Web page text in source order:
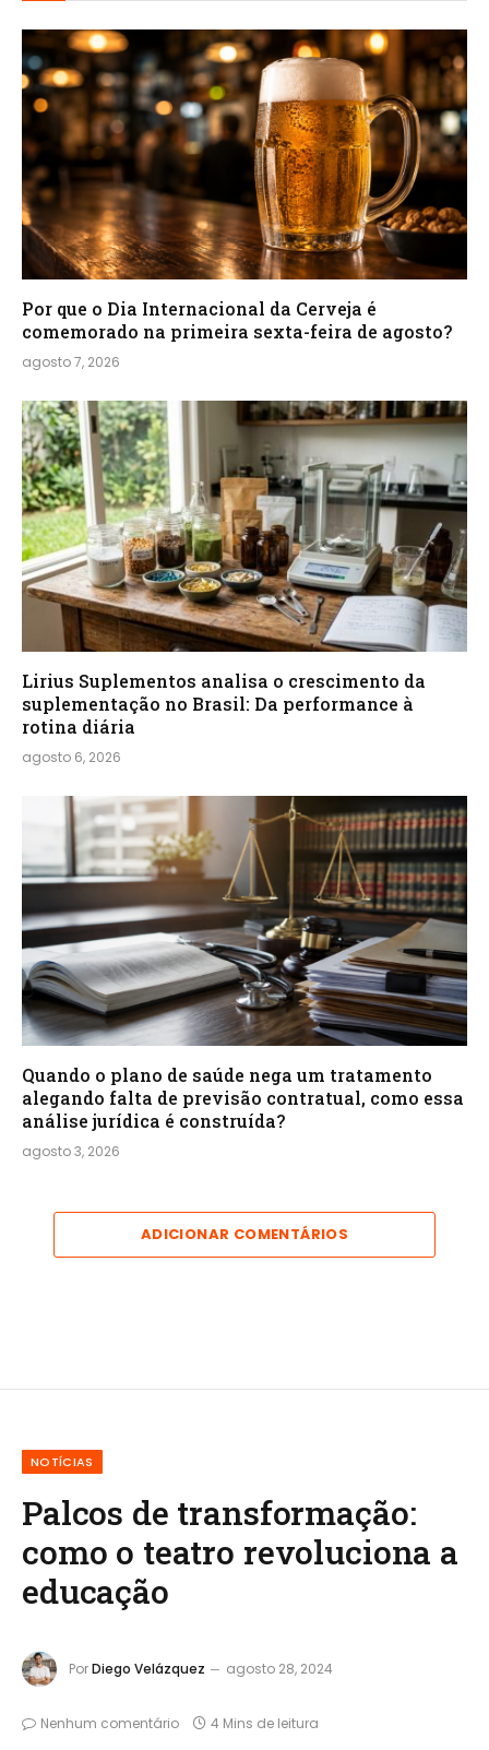
Por que o Dia Internacional da Cerveja é
comemorado na primeira sexta-feira de agosto?
agosto 7, 2026
Lirius Suplementos analisa o crescimento da
suplementação no Brasil: Da performance à
rotina diária
agosto 6, 2026
Quando o plano de saúde nega um tratamento
alegando falta de previsão contratual, como essa
análise jurídica é construída?
agosto 3, 2026
ADICIONAR COMENTÁRIOS
NOTÍCIAS
Palcos de transformação:
como o teatro revoluciona a
educação
PorDiego Velázquez agosto 28, 2024
Nenhum comentário 4 Mins de leitura